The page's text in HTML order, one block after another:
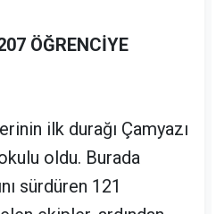
ÖĞRENCİYE
ilk durağı Çamyazı
oldu. Burada
sürdüren 121